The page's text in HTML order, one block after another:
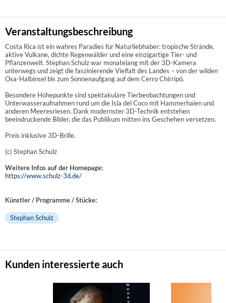
Veranstaltungsbeschreibung
Costa Rica ist ein wahres Paradies für Naturliebhaber: tropische Strände,
aktive Vulkane, dichte Regenwälder und eine einzigartige Tier- und
Pflanzenwelt. Stephan Schulz war monatelang mit der 3D-Kamera
unterwegs und zeigt die faszinierende Vielfalt des Landes – von der wilden
Osa-Halbinsel bis zum Sonnenaufgang auf dem Cerro Chirripó.
Besondere Höhepunkte sind spektakuläre Tierbeobachtungen und
Unterwasseraufnahmen rund um die Isla del Coco mit Hammerhaien und
anderen Meeresriesen. Dank modernster 3D-Technik entstehen
beeindruckende Bilder, die das Publikum mitten ins Geschehen versetzen.
Preis inklusive 3D-Brille.
(c) Stephan Schulz
Weitere Infos auf der Homepage:
https://www.schulz-3d.de/
Künstler / Programme / Stücke:
Stephan Schulz
Kunden interessierte auch